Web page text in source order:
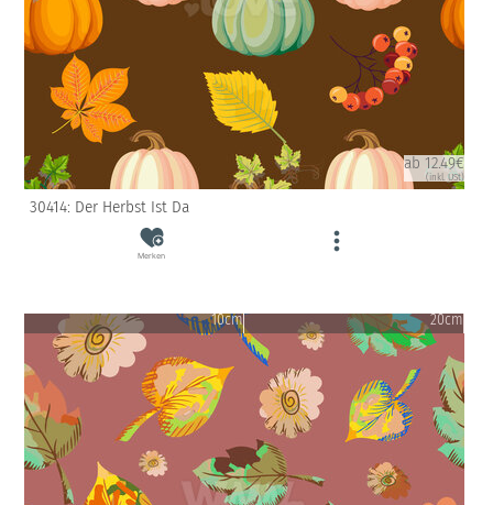
ab 12.49€
(inkl. USt)
30414: Der Herbst Ist Da
Merken
10cm 20cm